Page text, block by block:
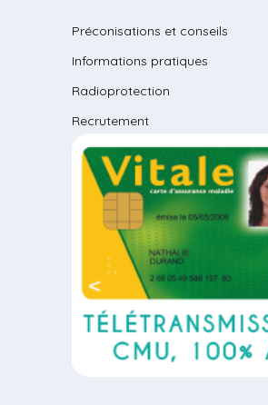
Préconisations et conseils
Informations pratiques
Radioprotection
Recrutement